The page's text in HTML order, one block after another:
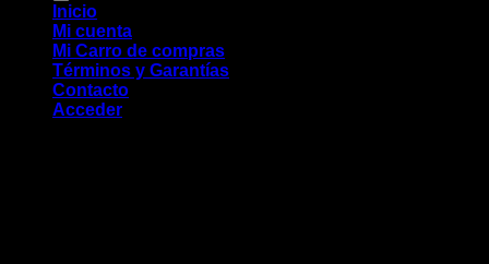
Inicio
Mi cuenta
Mi Carro de compras
Términos y Garantías
Contacto
Acceder